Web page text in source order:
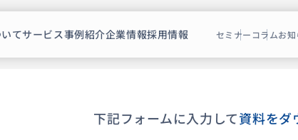
てサービス事例紹介企業情報採用情報 セミナー コラムお知
下記フォームに入力して資料をダ